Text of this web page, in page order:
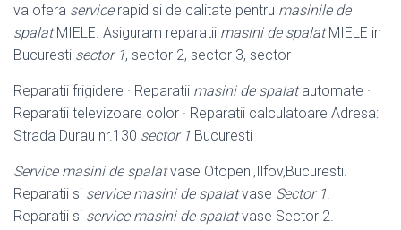
va ofera servicerapid si de calitate pentru masinile de
spalatMIELE. Asiguram reparatii masini de spalatMIELE in
Bucuresti sector 1, sector 2, sector 3, sector
Reparatii frigidere · Reparatii masini de spalatautomate ·
Reparatii televizoare color · Reparatii calculatoare Adresa:
Strada Durau nr.130 sector 1 Bucuresti
Service masini de spalatvase Otopeni,Ilfov,Bucuresti.
Reparatii si service masini de spalatvase Sector 1
Reparatii si service masini de spalatvase Sector 2.